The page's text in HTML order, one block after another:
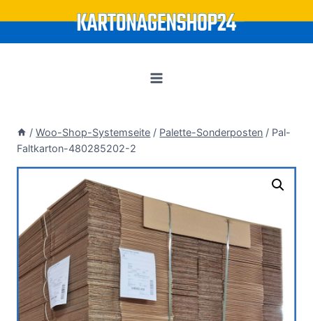
springen
/ Woo-Shop-Systemseite / Palette-Sonderposten / Pal-
Faltkarton-480285202-2